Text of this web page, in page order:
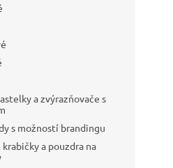
a zvýrazňovače s
s možností brandingu
krabičky a pouzdra na